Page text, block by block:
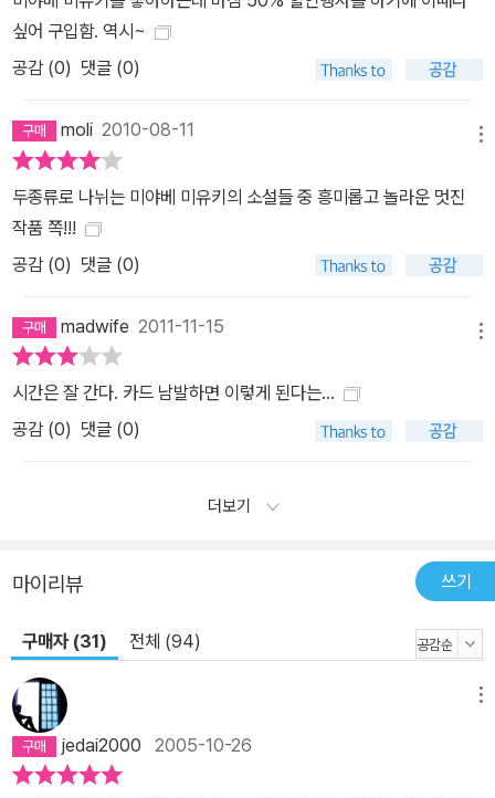
싶어 구입함. 역시~
공감 (0) 댓글 (0)
moli 2010-08-11
두종류로 나뉘는 미야베 미유키의 소설들 중 흥미롭고 놀라운 멋진
작품 쪽!!!
공감 (0) 댓글 (0)
madwife 2011-11-15
시간은 잘 간다. 카드 남발하면 이렇게 된다는...
공감 (0) 댓글 (0)
더보기
마이리뷰 쓰기
구매자 (31) 전체 (94)
jedai2000 2005-10-26